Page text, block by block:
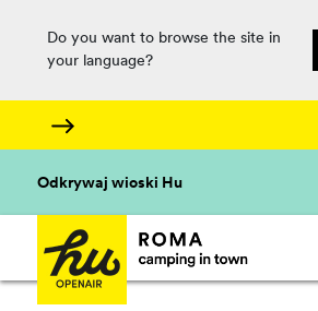
Do you want to browse the site in
your language?
Odkrywaj wioski Hu